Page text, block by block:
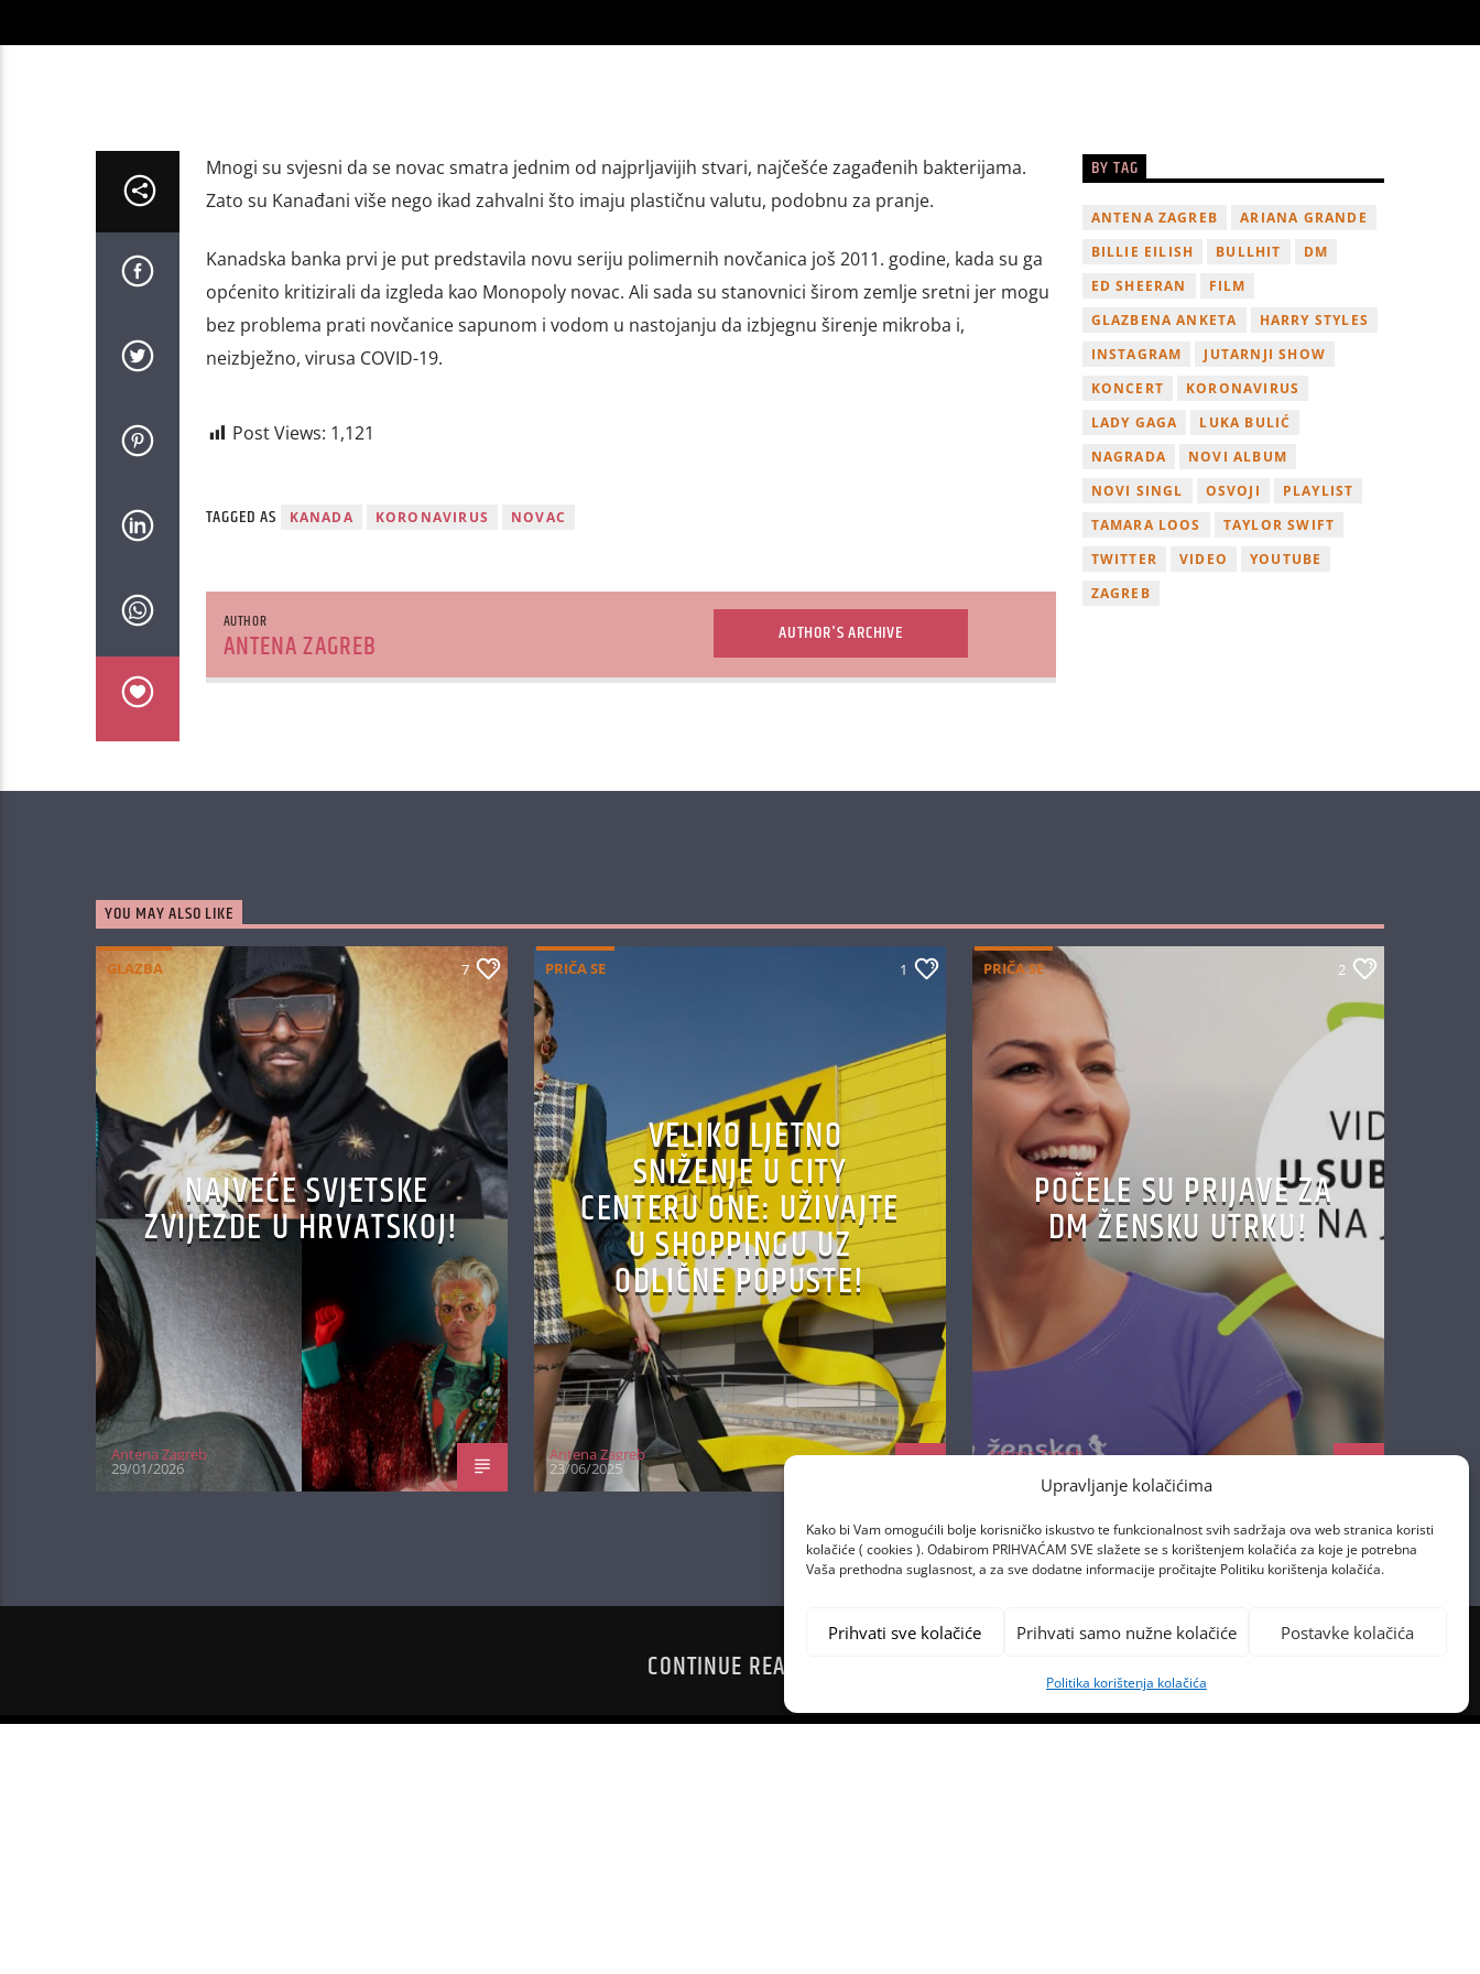
Upravljanje kolačićima
Kako bi Vam omogućili bolje korisničko iskustvo te funkcionalnost svih sadržaja ova web stranica koristi
kolačiće ( cookies ). Odabirom PRIHVAĆAM SVE slažete se s korištenjem kolačića za koje je potrebna
Vaša prethodna suglasnost, a za sve dodatne informacije pročitajte Politiku korištenja kolačića.
Prihvati sve kolačiće Prihvati samo nužne kolačiće Postavke kolačića
Politika korištenja kolačića
Mnogi su svjesni da se novac smatra jednim od najprljavijih stvari, najčešće zagađenih bakterijama.
Zato su Kanađani više nego ikad zahvalni što imaju plastičnu valutu, podobnu za pranje.
Kanadska banka prvi je put predstavila novu seriju polimernih novčanica još 2011. godine, kada su ga
općenito kritizirali da izgleda kao Monopoly novac. Ali sada su stanovnici širom zemlje sretni jer mogu
bez problema prati novčanice sapunom i vodom u nastojanju da izbjegnu širenje mikroba i,
neizbježno, virusa COVID-19.
Post Views: 1,121
TAGGED AS KANADA KORONAVIRUS NOVAC
AUTHOR
ANTENA ZAGREB AUTHOR'S ARCHIVE
BY TAG
ANTENA ZAGREB
ARIANA GRANDE
BILLIE EILISH
BULLHIT
DM
ED SHEERAN
FILM
GLAZBENA ANKETA
HARRY STYLES
INSTAGRAM
JUTARNJI SHOW
KONCERT
KORONAVIRUS
LADY GAGA
LUKA BULIĆ
NAGRADA
NOVI ALBUM
NOVI SINGL
OSVOJI
PLAYLIST
TAMARA LOOS
TAYLOR SWIFT
TWITTER
VIDEO
YOUTUBE
ZAGREB
YOU MAY ALSO LIKE
GLAZBA 7
NAJVEĆE SVJETSKE
ZVIJEZDE U HRVATSKOJ!
Antena Zagreb
29/01/2026
PRIČA SE 1
VELIKO LJETNO
SNIŽENJE U CITY
CENTERU ONE: UŽIVAJTE
U SHOPPINGU UZ
ODLIČNE POPUSTE!
Antena Zagreb
23/06/2025
PRIČA SE 2
POČELE SU PRIJAVE ZA
DM ŽENSKU UTRKU!
Antena Zagreb
CONTINUE READING